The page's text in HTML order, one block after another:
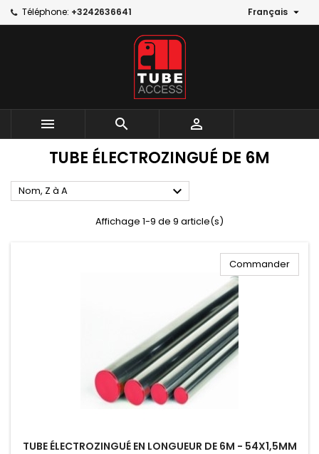
Téléphone: +3242636641 Français 
  
TUBE ÉLECTROZINGUÉ DE 6M
Nom, Z à A 
Affichage 1-9 de 9 article(s)
TUBE ÉLECTROZINGUÉ EN LONGUEUR DE 6M - 54X1,5MM
Commander